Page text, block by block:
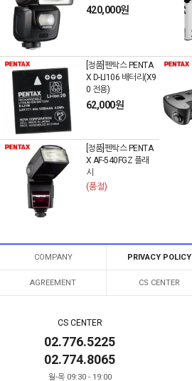
420,000원
[정품]펜탁스 PENTA
X D-LI106 배터리(X9
0 전용)
62,000원
[정품]펜탁스 PENTA
X AF-540FGZ 플래
시
(품절)
COMPANY PRIVACY POLICY
AGREEMENT CS CENTER
CS CENTER
02.776.5225
02.774.8065
월-목 09:30 - 19:00